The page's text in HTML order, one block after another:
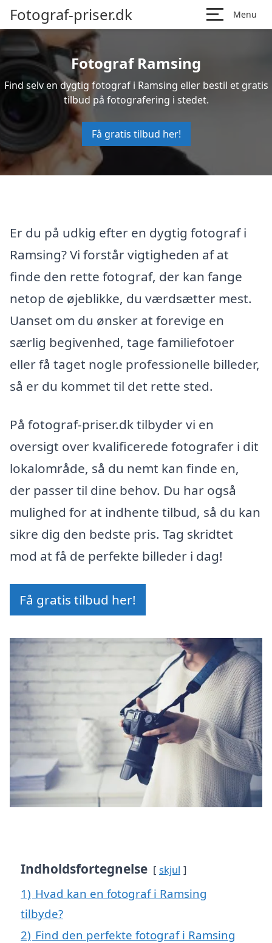
Fotograf-priser.dk Menu
Fotograf Ramsing
Find selv en dygtig fotograf i Ramsing eller bestil et gratis
tilbud på fotografering i stedet.
Få gratis tilbud her!
Er du på udkig efter en dygtig fotograf i
Ramsing? Vi forstår vigtigheden af at
finde den rette fotograf, der kan fange
netop de øjeblikke, du værdsætter mest.
Uanset om du ønsker at forevige en
særlig begivenhed, tage familiefotoer
eller få taget nogle professionelle billeder,
så er du kommet til det rette sted.
På fotograf-priser.dk tilbyder vi en
oversigt over kvalificerede fotografer i dit
lokalområde, så du nemt kan finde en,
der passer til dine behov. Du har også
mulighed for at indhente tilbud, så du kan
sikre dig den bedste pris. Tag skridtet
mod at få de perfekte billeder i dag!
Få gratis tilbud her!
Indholdsfortegnelse skjul
1) Hvad kan en fotograf i Ramsing
tilbyde?
2) Find den perfekte fotograf i Ramsing